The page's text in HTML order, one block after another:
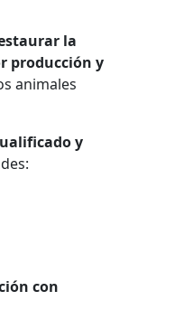
la
producción y
animales
y
con